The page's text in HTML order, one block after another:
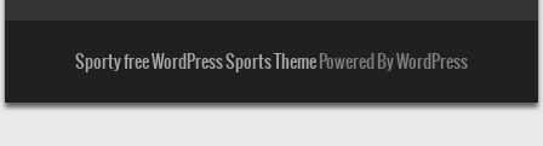
Sporty free WordPress Sports ThemePowered By WordPress